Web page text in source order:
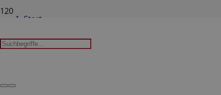
Start
Leichte Sprache